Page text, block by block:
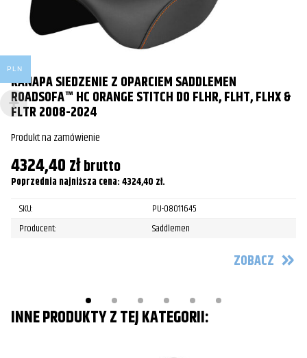
KANAPA SIEDZENIE Z OPARCIEM SADDLEMEN
ROADSOFA™ HC ORANGE STITCH DO FLHR, FLHT, FLHX &
FLTR 2008-2024
Produkt na zamówienie
4324,40złbrutto
Poprzednia najniższa cena:4324,40 zł.
SKU:
PU-08011645
Producent:
Saddlemen
ZOBACZ
INNE PRODUKTY Z TEJ KATEGORII:
PLN